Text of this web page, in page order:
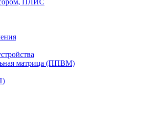
ПЛИС
матрица (ППВМ)